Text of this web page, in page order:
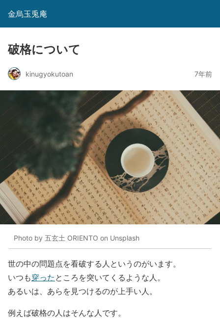
金烏玉兎庵
破格について
kinugyokutoan 7年前
Photo by 五玄土 ORIENTO on Unsplash
世の中の問題点を看破する人というのがいます。
いつも穿ったところを突いてくるような人。
あるいは、あらを見つけるのが上手い人。
例えば破格の人はそんな人です。